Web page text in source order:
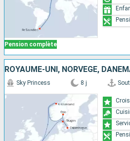
Pension complète
ROYAUME-UNI, NORVÈGE,
Sky Princess 8 j